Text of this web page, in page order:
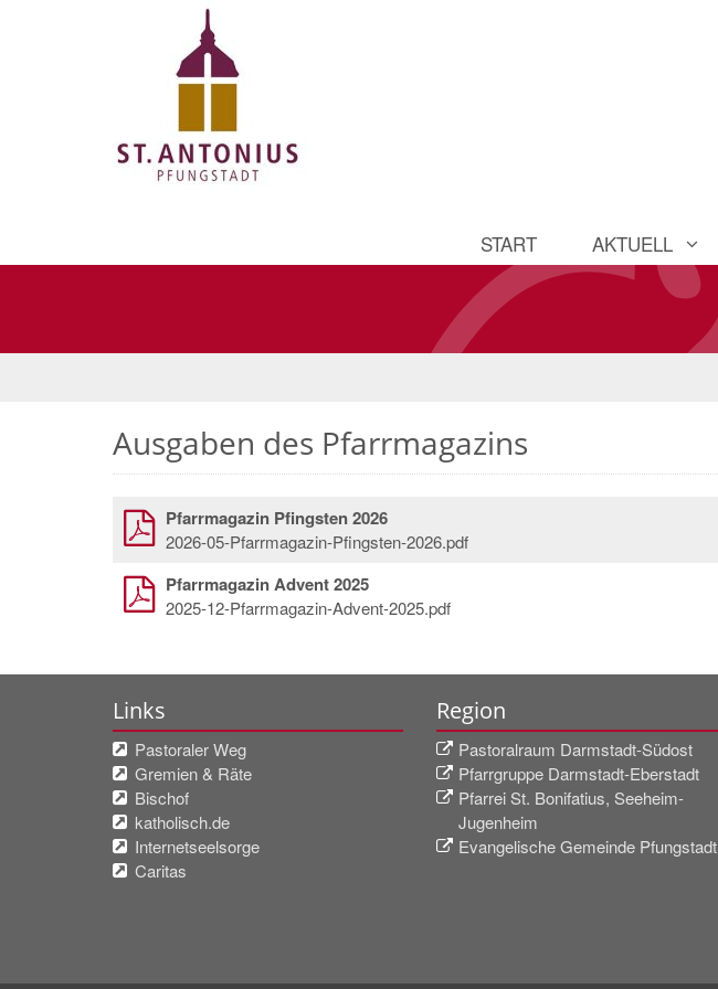
START AKTUELL
Ausgaben des Pfarrmagazins
Pfarrmagazin Pfingsten 2026
2026-05-Pfarrmagazin-Pfingsten-2026.pdf
Pfarrmagazin Advent 2025
2025-12-Pfarrmagazin-Advent-2025.pdf
Links
Pastoraler Weg
Gremien & Räte
Bischof
katholisch.de
Internetseelsorge
Caritas
Region
Pastoralraum Darmstadt-Südost
Pfarrgruppe Darmstadt-Eberstadt
Pfarrei St. Bonifatius, Seeheim-
Jugenheim
Evangelische Gemeinde Pfungstadt